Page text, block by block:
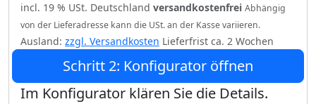
incl. 19 % USt. Deutschland versandkostenfrei Abhängig
von der Lieferadresse kann die USt. an der Kasse variieren.
Ausland: zzgl. Versandkosten Lieferfrist ca. 2 Wochen
Schritt 2: Konfigurator öffnen
Im Konfigurator klären Sie die Details.